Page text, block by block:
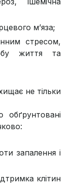
м’яза;
стресом,
життя та
не тільки
запалення і
клітин